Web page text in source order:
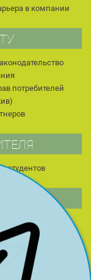
в компании
потребителей
студентов
2023 г.
2024 г.
г.